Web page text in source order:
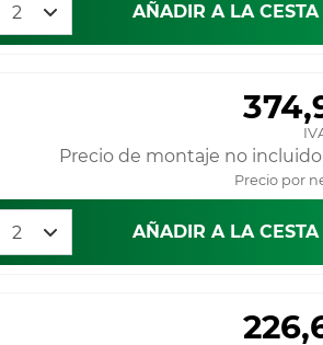
AÑADIR A LA CESTA
Precio de montaje no incluido
Precio por
AÑADIR A LA CESTA